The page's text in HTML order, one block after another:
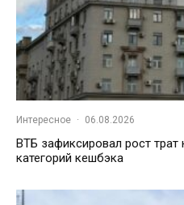
Интересное · 06.08.2026
ВТБ зафиксировал рост трат
категорий кешбэка